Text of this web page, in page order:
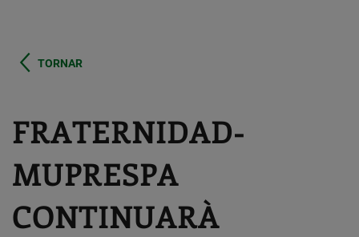
TORNAR
FRATERNIDAD-
MUPRESPA
CONTINUARÀ